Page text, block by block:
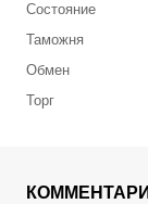
Состояние
Таможня
Обмен
Торг